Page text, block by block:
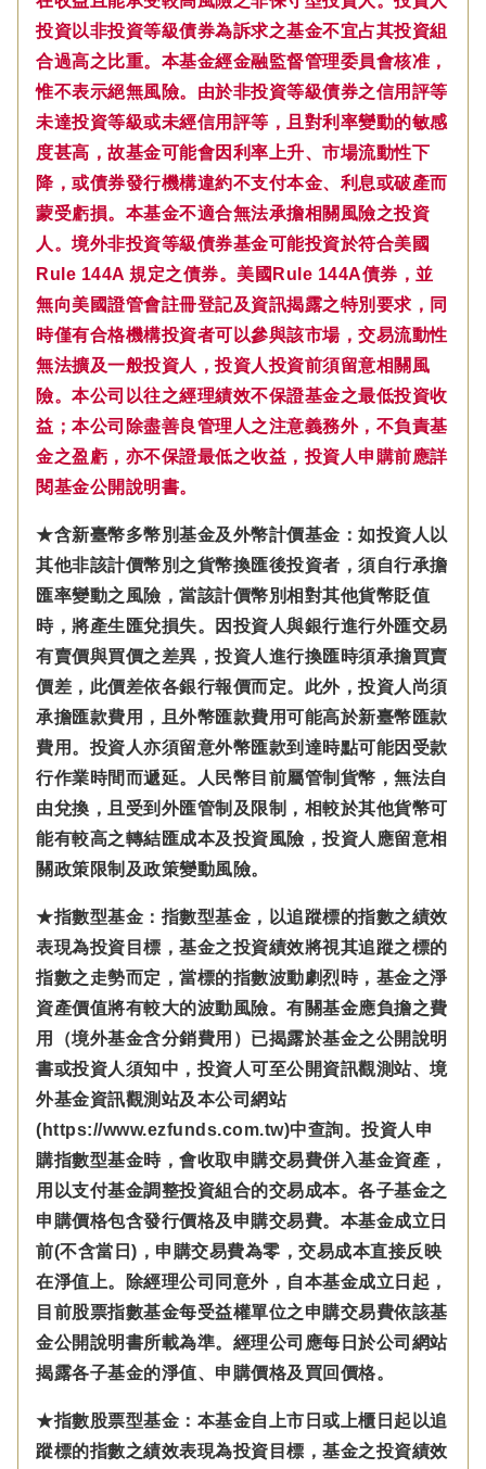
投資以非投資等級債券為訴求之基金不宜占其投資組
合過高之比重。本基金經金融監督管理委員會核准，
惟不表示絕無風險。由於非投資等級債券之信用評等
未達投資等級或未經信用評等，且對利率變動的敏感
度甚高，故基金可能會因利率上升、市場流動性下
降，或債券發行機構違約不支付本金、利息或破產而
蒙受虧損。本基金不適合無法承擔相關風險之投資
人。境外非投資等級債券基金可能投資於符合美國
Rule 144A 規定之債券。美國Rule 144A債券，並
無向美國證管會註冊登記及資訊揭露之特別要求，同
時僅有合格機構投資者可以參與該市場，交易流動性
無法擴及一般投資人，投資人投資前須留意相關風
險。本公司以往之經理績效不保證基金之最低投資收
益；本公司除盡善良管理人之注意義務外，不負責基
金之盈虧，亦不保證最低之收益，投資人申購前應詳
閱基金公開說明書。
★含新臺幣多幣別基金及外幣計價基金：如投資人以
其他非該計價幣別之貨幣換匯後投資者，須自行承擔
匯率變動之風險，當該計價幣別相對其他貨幣貶值
時，將產生匯兌損失。因投資人與銀行進行外匯交易
有賣價與買價之差異，投資人進行換匯時須承擔買賣
價差，此價差依各銀行報價而定。此外，投資人尚須
承擔匯款費用，且外幣匯款費用可能高於新臺幣匯款
費用。投資人亦須留意外幣匯款到達時點可能因受款
行作業時間而遞延。人民幣目前屬管制貨幣，無法自
由兌換，且受到外匯管制及限制，相較於其他貨幣可
能有較高之轉結匯成本及投資風險，投資人應留意相
關政策限制及政策變動風險。
★指數型基金：指數型基金，以追蹤標的指數之績效
表現為投資目標，基金之投資績效將視其追蹤之標的
指數之走勢而定，當標的指數波動劇烈時，基金之淨
資產價值將有較大的波動風險。有關基金應負擔之費
用（境外基金含分銷費用）已揭露於基金之公開說明
書或投資人須知中，投資人可至公開資訊觀測站、境
外基金資訊觀測站及本公司網站
(https://www.ezfunds.com.tw)中查詢。投資人申
購指數型基金時，會收取申購交易費併入基金資產，
用以支付基金調整投資組合的交易成本。各子基金之
申購價格包含發行價格及申購交易費。本基金成立日
前(不含當日)，申購交易費為零，交易成本直接反映
在淨值上。除經理公司同意外，自本基金成立日起，
目前股票指數基金每受益權單位之申購交易費依該基
金公開說明書所載為準。經理公司應每日於公司網站
揭露各子基金的淨值、申購價格及買回價格。
★指數股票型基金：本基金自上市日或上櫃日起以追
蹤標的指數之績效表現為投資目標，基金之投資績效